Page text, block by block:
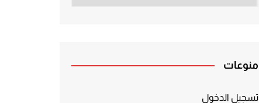
منوعات
تسجيل الدخول